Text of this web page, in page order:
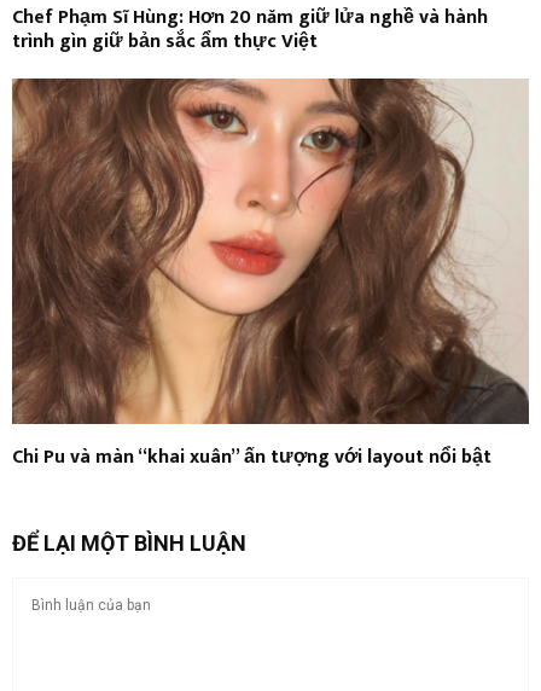
Chef Phạm Sĩ Hùng: Hơn 20 năm giữ lửa nghề và hành
trình gìn giữ bản sắc ẩm thực Việt
Chi Pu và màn “khai xuân” ấn tượng với layout nổi bật
ĐỂ LẠI MỘT BÌNH LUẬN